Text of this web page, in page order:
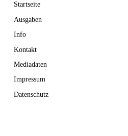
Startseite
Ausgaben
Info
Kontakt
Mediadaten
Impressum
Datenschutz